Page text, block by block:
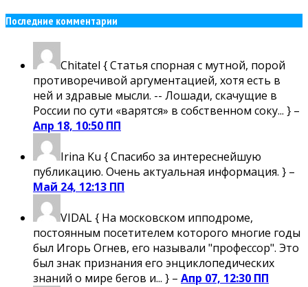
Последние комментарии
Chitatel { Статья спорная с мутной, порой
противоречивой аргументацией, хотя есть в
ней и здравые мысли. -- Лошади, скачущие в
России по сути «варятся» в собственном соку... } –
Апр 18, 10:50 ПП
Irina Ku { Спасибо за интереснейшую
публикацию. Очень актуальная информация. } –
Май 24, 12:13 ПП
VIDAL{ На московском ипподроме,
постоянным посетителем которого многие годы
был Игорь Огнев, его называли "профессор". Это
был знак признания его энциклопедических
знаний о мире бегов и... } – Апр 07, 12:30 ПП